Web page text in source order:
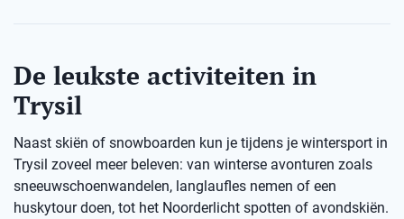
De leukste activiteiten in
Trysil
Naast skiën of snowboarden kun je tijdens je wintersport in
Trysil zoveel meer beleven: van winterse avonturen zoals
sneeuwschoenwandelen, langlaufles nemen of een
huskytour doen, tot het Noorderlicht spotten of avondskiën.